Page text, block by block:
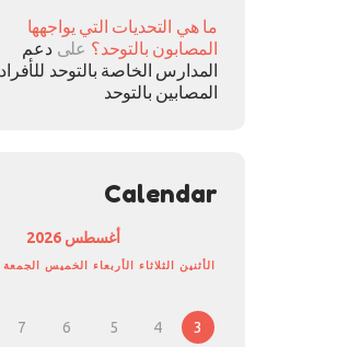
ما هي التحديات التي يواجهها
المصابون بالتوحد؟ علىدعم
المدارس الخاصة بالتوحد للأفراد
المصابين بالتوحد
Calendar
أغسطس 2026
الأثنين الثلاثاء الأربعاء الخميس الجمعة
3
4
5
6
7